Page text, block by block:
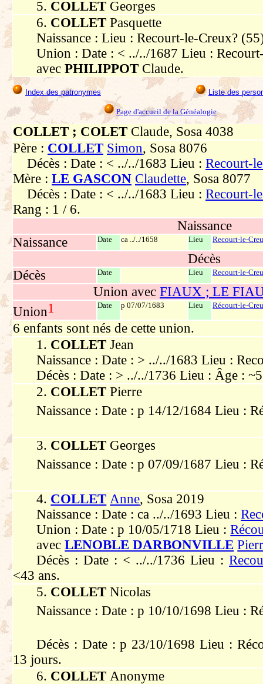
5. COLLET Georges
6. COLLETPasquette
Naissance : Lieu : Recourt-le-Creux?
Union : Date : < ../../1687 Lieu :
avecPHILIPPOT Claude.
Index des patronymes Liste des
Page d'accueil de la Généalogie
COLLET ; COLET Claude, Sosa 4038
Père : COLLET Simon, Sosa 8076
Décès : Date : < ../../1683 Lieu : Recourt-
Mère : LE GASCON Claudette, Sosa 8077
Décès : Date : < ../../1683 Lieu : Recourt-
Rang : 1 / 6.
Naissance
Naissance
Date ca ../../1658 Lieu Recourt-le-
Décès
Décès
Date Lieu Recourt-le-
Union avec FIAUX ; LE
Union1 Date p 07/07/1683 Lieu Récourt-le-
6 enfants sont nés de cette union.
1. COLLETJean
Naissance : Date : > ../../1683 Lieu :
Décès : Date : > ../../1736 Lieu : Âge :
2. COLLETPierre
Naissance : Date : p 14/12/1684 Lieu :
3. COLLET Georges
Naissance : Date : p 07/09/1687 Lieu :
4. COLLET Anne, Sosa 2019
Naissance : Date : ca ../../1693 Lieu :
Union : Date : p 10/05/1718 Lieu :
avecLENOBLE DARBONVILLE
Décès : Date : < ../../1736 Lieu :
<43 ans.
5. COLLETNicolas
Naissance : Date : p 10/10/1698 Lieu :
Décès : Date : p 23/10/1698 Lieu :
13 jours.
6. COLLETAnonyme